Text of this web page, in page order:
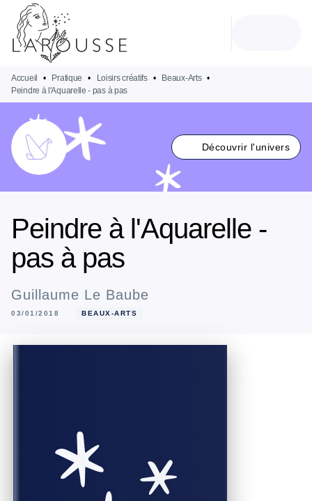
MENU
PIED DE PAGE
Accueil • Pratique • Loisirs créatifs • Beaux-Arts •
Peindre à l'Aquarelle - pas à pas
Découvrir l'univers
Peindre à l'Aquarelle -
pas à pas
Guillaume Le Baube
03/01/2018 BEAUX-ARTS